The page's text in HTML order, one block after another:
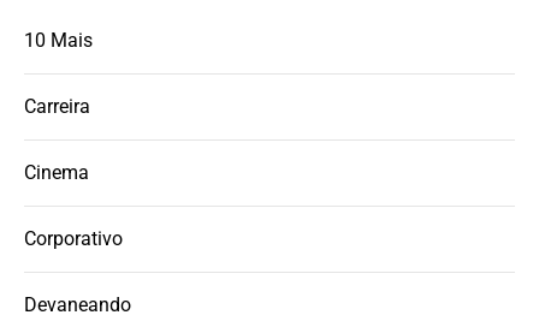
10 Mais
Carreira
Cinema
Corporativo
Devaneando